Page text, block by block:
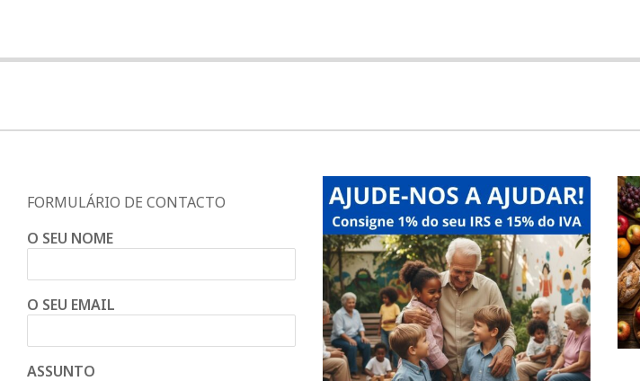
a
Q
u
i
n
t
FORMULÁRIO DE CONTACTO
O SEU NOME
O SEU EMAIL
ASSUNTO